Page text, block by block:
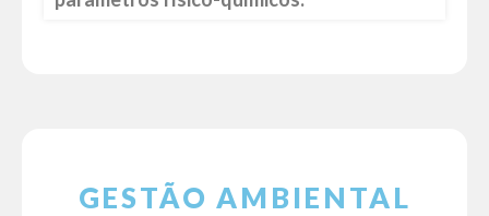
GESTÃO AMBIENTAL